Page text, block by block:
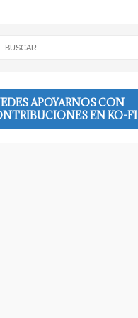
APOYARNOS CON
EN KO-FI